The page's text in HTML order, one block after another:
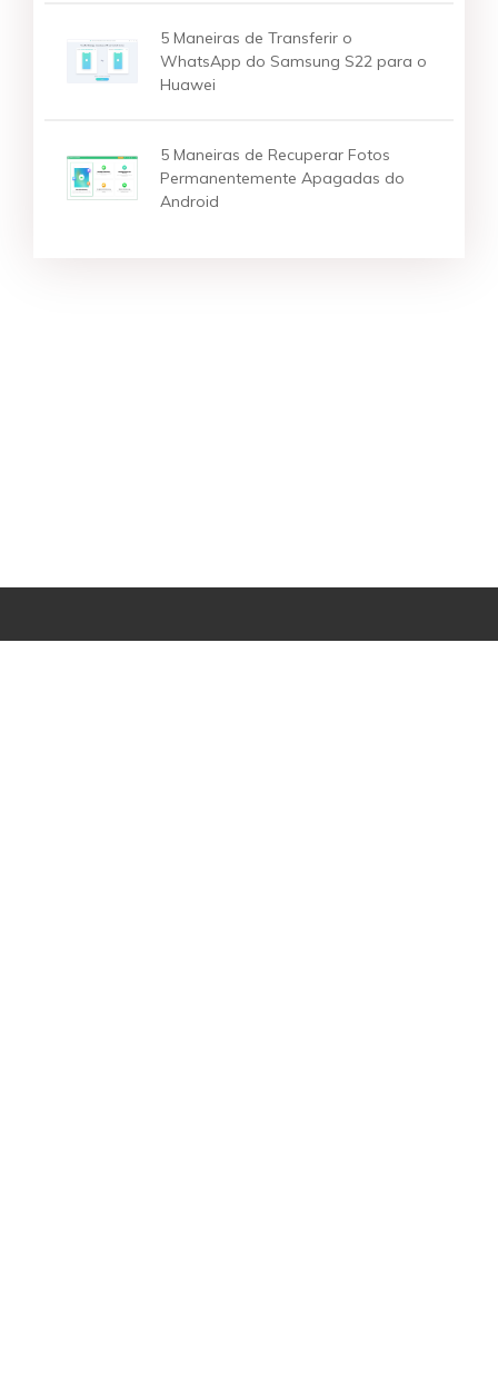
5 Maneiras de Transferir o
WhatsApp do Samsung S22 para o
Huawei
5 Maneiras de Recuperar Fotos
Permanentemente Apagadas do
Android